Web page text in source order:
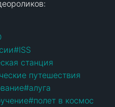
#ISS
станция
путешествия
#алуга
#полет в космос